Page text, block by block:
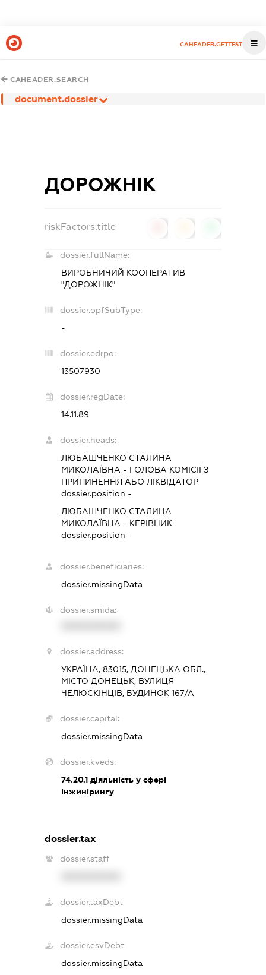
CAHEADER.GETTEST
CAHEADER.SEARCH
document.dossier
ДОРОЖНІК
riskFactors.title
dossier.fullName:
ВИРОБНИЧИЙ КООПЕРАТИВ
"ДОРОЖНІК"
dossier.opfSubType:
-
dossier.edrpo:
13507930
dossier.regDate:
14.11.89
dossier.heads:
ЛЮБАШЧЕНКО СТАЛИНА
МИКОЛАЇВНА - ГОЛОВА КОМІСІЇ З
ПРИПИНЕННЯ АБО ЛІКВІДАТОР
dossier.position -
ЛЮБАШЧЕНКО СТАЛИНА
МИКОЛАЇВНА - КЕРІВНИК
dossier.position -
dossier.beneficiaries:
dossier.missingData
dossier.smida:
dossier.address:
УКРАЇНА, 83015, ДОНЕЦЬКА ОБЛ.,
МІСТО ДОНЕЦЬК, ВУЛИЦЯ
ЧЕЛЮСКІНЦІВ, БУДИНОК 167/А
dossier.capital:
dossier.missingData
dossier.kveds:
74.20.1 діяльність у сфері
інжинірингу
dossier.tax
dossier.staff
dossier.taxDebt
dossier.missingData
dossier.esvDebt
dossier.missingData